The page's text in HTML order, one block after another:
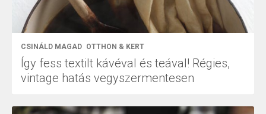
CSINÁLD MAGAD OTTHON & KERT
Így fess textilt kávéval és teával! Régies,
vintage hatás vegyszermentesen